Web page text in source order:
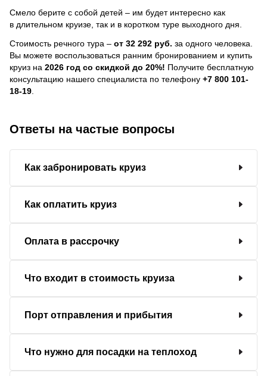
Смело берите с собой детей – им будет интересно как
в длительном круизе, так и в коротком туре выходного дня.
Стоимость речного тура – от 32 292 руб. за одного человека.
Вы можете воспользоваться ранним бронированием и купить
круиз на 2026 год со скидкой до 20%! Получите бесплатную
консультацию нашего специалиста по телефону +7 800 101-
18-19
Ответы на частые вопросы
Как забронировать круиз
Как оплатить круиз
Оплата в рассрочку
Что входит в стоимость круиза
Порт отправления и прибытия
Что нужно для посадки на теплоход